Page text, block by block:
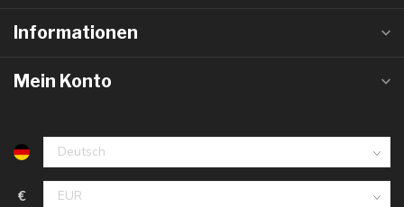
Informationen
Mein Konto
€